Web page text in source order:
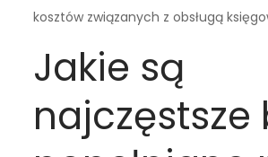
kosztów związanych z obsługą
Jakie są
najczęstsze